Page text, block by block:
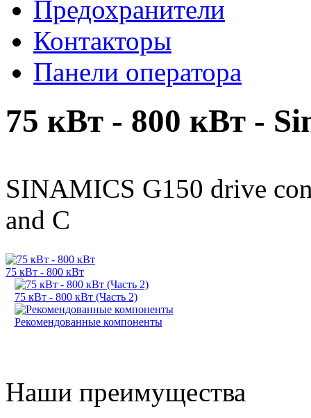
Предохранители
Контакторы
Панели оператора
75 кВт - 800 кВт -
SINAMICS G150 drive
and C
75 кВт - 800 кВт
75 кВт - 800 кВт (Часть 2)
Рекомендованные компоненты
Наши преимущества